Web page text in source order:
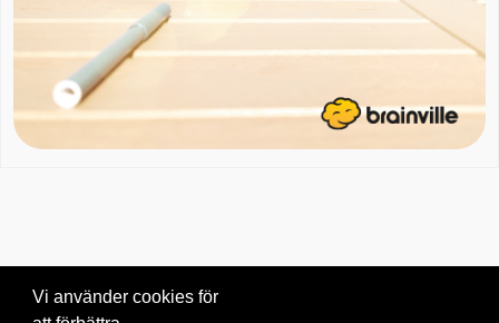
Vi använder cookies för